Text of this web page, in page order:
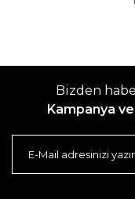
Bizden
Kampanya